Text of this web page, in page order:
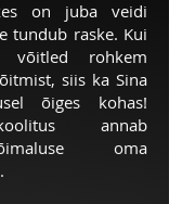
on juba veidi
tundub raske. Kui
võitled rohkem
siis ka Sina
õiges kohas!
annab
oma